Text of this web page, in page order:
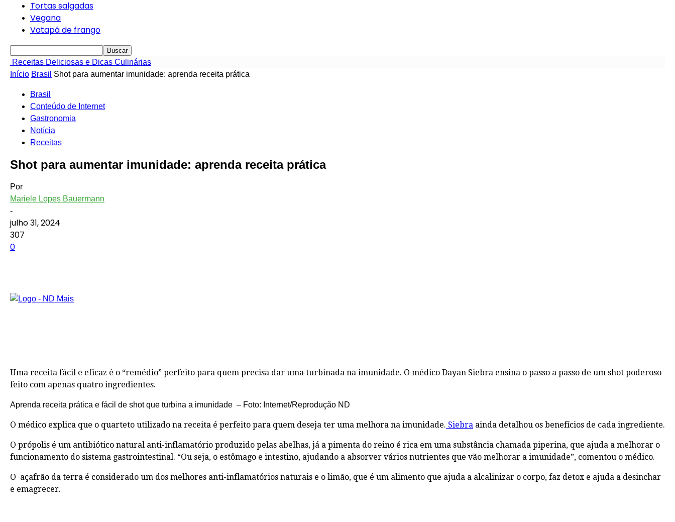
Tortas salgadas
Vegana
Vatapá de frango
Receitas Deliciosas e Dicas Culinárias
Início Brasil Shot para aumentar imunidade: aprenda receita prática
Brasil
Conteúdo de Internet
Gastronomia
Notícia
Receitas
Shot para aumentar imunidade: aprenda receita prática
Por
Mariele Lopes Bauermann
-
julho 31, 2024
307
0
Uma receita fácil e eficaz é o “remédio” perfeito para quem precisa dar uma turbinada na imunidade. O médico Dayan Siebra ensina o passo a passo de um shot poderoso
feito com apenas quatro ingredientes.
Aprenda receita prática e fácil de shot que turbina a imunidade – Foto: Internet/Reprodução ND
O médico explica que o quarteto utilizado na receita é perfeito para quem deseja ter uma melhora na imunidade. Siebra ainda detalhou os benefícios de cada ingrediente.
O própolis é um antibiótico natural anti-inflamatório produzido pelas abelhas, já a pimenta do reino é rica em uma substância chamada piperina, que ajuda a melhorar o
funcionamento do sistema gastrointestinal. “Ou seja, o estômago e intestino, ajudando a absorver vários nutrientes que vão melhorar a imunidade”, comentou o médico.
O açafrão da terra é considerado um dos melhores anti-inflamatórios naturais e o limão, que é um alimento que ajuda a alcalinizar o corpo, faz detox e ajuda a desinchar
e emagrecer.